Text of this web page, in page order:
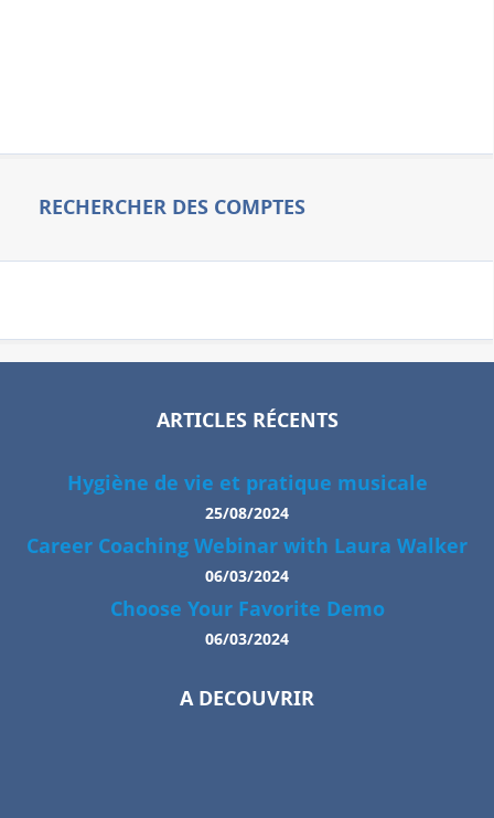
RECHERCHER DES COMPTES
ARTICLES RÉCENTS
Hygiène de vie et pratique musicale
25/08/2024
Career Coaching Webinar with Laura Walker
06/03/2024
Choose Your Favorite Demo
06/03/2024
A DECOUVRIR